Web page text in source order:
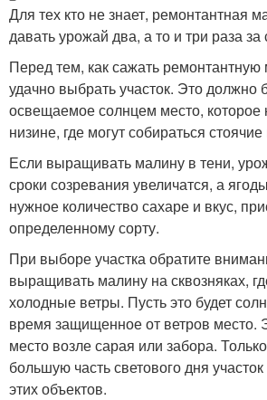
Для тех кто не знает, ремонтантная
давать урожай два, а то и три раза за
Перед тем, как сажать
удачно выбрать участок. Это должно
освещаемое солнцем место,
низине, где могут собираться
Если выращивать малину в тени,
сроки созревания увеличатся, а
нужное количество сахаре и вкус,
определенному сорту.
При выборе участка обратите
выращивать малину на сквозняках,
холодные ветры. Пусть это будет
время защищенное от ветров место.
место возле сарая или забора.
большую часть светового дня
этих объектов.